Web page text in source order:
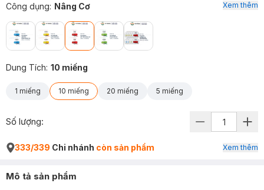
Công dụng: Nâng Cơ
Dung Tích: 10 miếng
1 miếng 10 miếng 20 miếng 5 miếng
Xem thêm
Số lượng:
333/339 Chi nhánh còn sản phẩm Xem thêm
Mô tả sản phẩm